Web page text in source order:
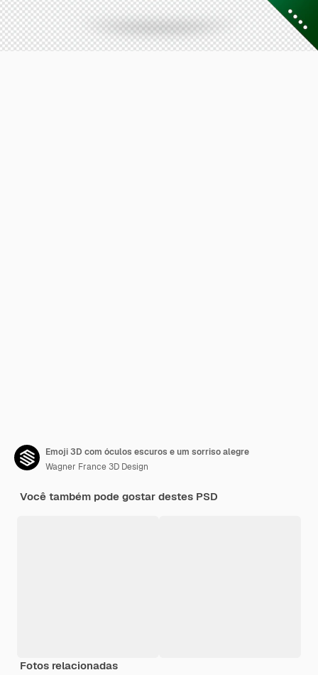
Emoji 3D com óculos escuros e um sorriso alegre
Wagner France 3D Design
Você também pode gostar destes PSD
Fotos relacionadas